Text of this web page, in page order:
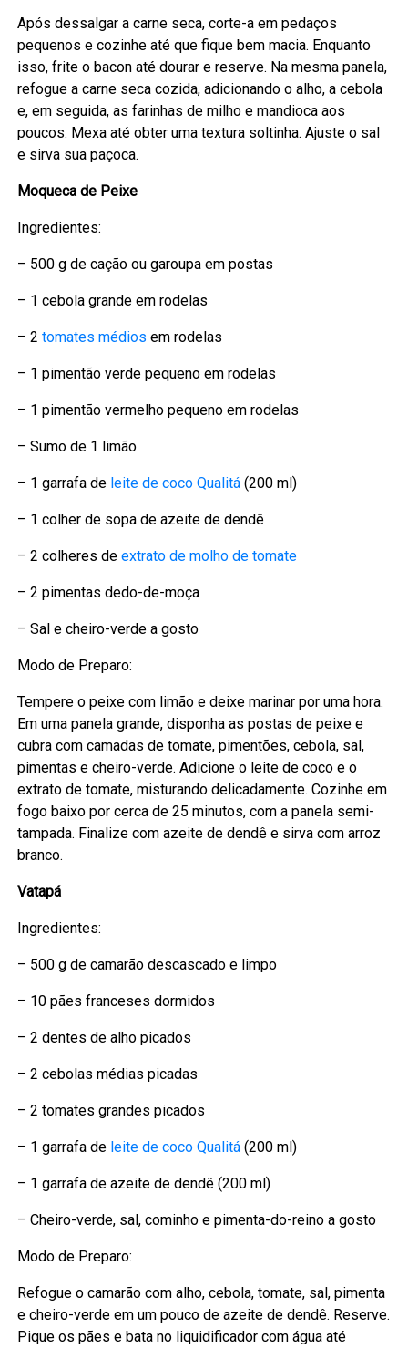
Após dessalgar a carne seca, corte-a em pedaços
pequenos e cozinhe até que fique bem macia. Enquanto
isso, frite o bacon até dourar e reserve. Na mesma panela,
refogue a carne seca cozida, adicionando o alho, a cebola
e, em seguida, as farinhas de milho e mandioca aos
poucos. Mexa até obter uma textura soltinha. Ajuste o sal
e sirva sua paçoca.
Moqueca de Peixe
Ingredientes:
– 500 g de cação ou garoupa em postas
– 1 cebola grande em rodelas
– 2tomates médios em rodelas
– 1 pimentão verde pequeno em rodelas
– 1 pimentão vermelho pequeno em rodelas
– Sumo de 1 limão
– 1 garrafa de leite de coco Qualitá (200 ml)
– 1 colher de sopa de azeite de dendê
– 2 colheres deextrato de molho de tomate
– 2 pimentas dedo-de-moça
– Sal e cheiro-verde a gosto
Modo de Preparo:
Tempere o peixe com limão e deixe marinar por uma hora.
Em uma panela grande, disponha as postas de peixe e
cubra com camadas de tomate, pimentões, cebola, sal,
pimentas e cheiro-verde. Adicione o leite de coco e o
extrato de tomate, misturando delicadamente. Cozinhe em
fogo baixo por cerca de 25 minutos, com a panela semi-
tampada. Finalize com azeite de dendê e sirva com arroz
branco.
Vatapá
Ingredientes:
– 500 g de camarão descascado e limpo
– 10 pães franceses dormidos
– 2 dentes de alho picados
– 2 cebolas médias picadas
– 2 tomates grandes picados
– 1 garrafa de leite de coco Qualitá (200 ml)
– 1 garrafa de azeite de dendê (200 ml)
– Cheiro-verde, sal, cominho e pimenta-do-reino a gosto
Modo de Preparo:
Refogue o camarão com alho, cebola, tomate, sal, pimenta
e cheiro-verde em um pouco de azeite de dendê. Reserve.
Pique os pães e bata no liquidificador com água até